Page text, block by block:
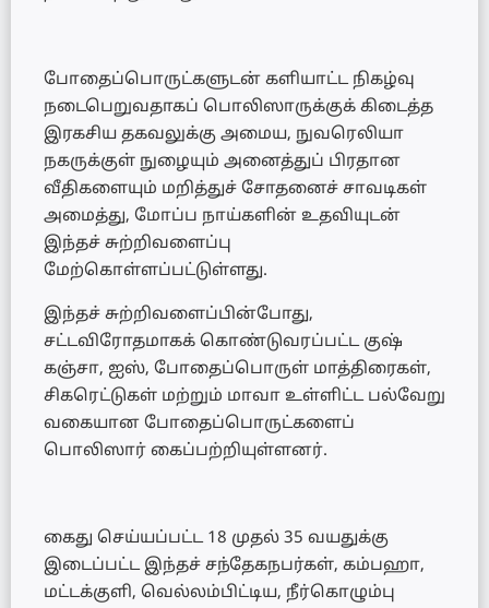
போதைப்பொருட்களுடன் களியாட்ட நிகழ்வு
நடைபெறுவதாகப் பொலிஸாருக்குக் கிடைத்த
இரகசிய தகவலுக்கு அமைய, நுவரெலியா
நகருக்குள் நுழையும் அனைத்துப் பிரதான
வீதிகளையும் மறித்துச் சோதனைச் சாவடிகள்
அமைத்து, மோப்ப நாய்களின் உதவியுடன்
இந்தச் சுற்றிவளைப்பு
மேற்கொள்ளப்பட்டுள்ளது.
இந்தச் சுற்றிவளைப்பின்போது,
சட்டவிரோதமாகக் கொண்டுவரப்பட்ட குஷ்
கஞ்சா, ஐஸ், போதைப்பொருள் மாத்திரைகள்,
சிகரெட்டுகள் மற்றும் மாவா உள்ளிட்ட பல்வேறு
வகையான போதைப்பொருட்களைப்
பொலிஸார் கைப்பற்றியுள்ளனர்.
கைது செய்யப்பட்ட 18 முதல் 35 வயதுக்கு
இடைப்பட்ட இந்தச் சந்தேகநபர்கள், கம்பஹா,
மட்டக்குளி, வெல்லம்பிட்டிய, நீர்கொழும்பு